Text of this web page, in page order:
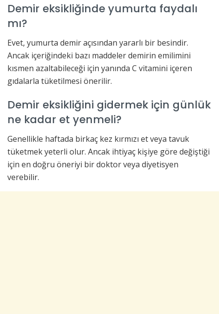
Demir eksikliğinde yumurta faydalı
mı?
Evet, yumurta demir açısından yararlı bir besindir.
Ancak içeriğindeki bazı maddeler demirin emilimini
kısmen azaltabileceği için yanında C vitamini içeren
gıdalarla tüketilmesi önerilir.
Demir eksikliğini gidermek için günlük
ne kadar et yenmeli?
Genellikle haftada birkaç kez kırmızı et veya tavuk
tüketmek yeterli olur. Ancak ihtiyaç kişiye göre değiştiği
için en doğru öneriyi bir doktor veya diyetisyen
verebilir.